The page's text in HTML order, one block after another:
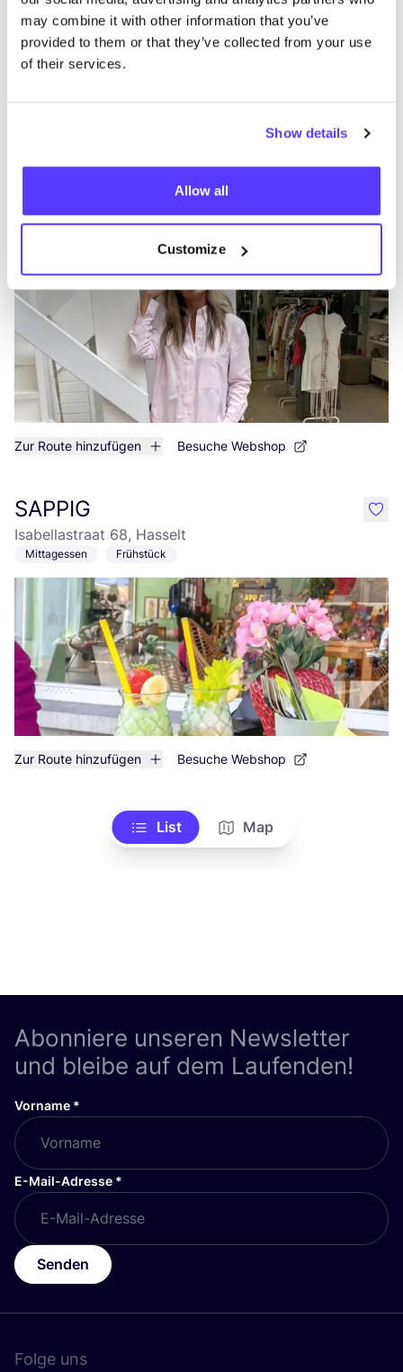
may combine it with other information that you’ve
provided to them or that they’ve collected from your use
of their services.
Show details
Allow all
Customize
CIRCULAR soulstore
Persoonstraat 20, Hasselt
Kleidung
Zur Route hinzufügen Besuche Webshop
SAPPIG
Isabellastraat 68, Hasselt
Mittagessen Frühstück
Zur Route hinzufügen Besuche Webshop
like
List Map
Abonniere unseren Newsletter
und bleibe auf dem Laufenden!
Vorname *
E-Mail-Adresse *
Senden
Folge uns